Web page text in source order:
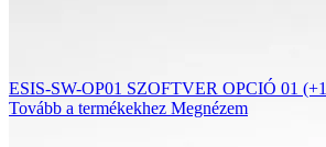
ESIS-SW-OP01 SZOFTVER OPCIÓ 01
Tovább a termékekhez Megnézem